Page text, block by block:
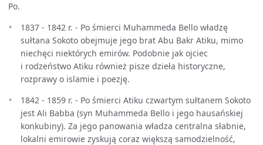
Po.
1837 - 1842 r. - Po śmierci Muhammeda Bello władzę
sułtana Sokoto obejmuje jego brat Abu Bakr Atiku, mimo
niechęci niektórych emirów. Podobnie jak ojciec
i rodzeństwo Atiku również pisze dzieła historyczne,
rozprawy o islamie i poezję.
1842 - 1859 r. - Po śmierci Atiku czwartym sułtanem Sokoto
jest Ali Babba (syn Muhammeda Bello i jego hausańskiej
konkubiny). Za jego panowania władza centralna słabnie,
lokalni emirowie zyskują coraz większą samodzielność,